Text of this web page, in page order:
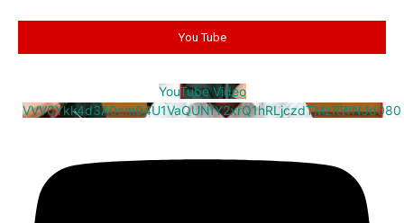
You Tube
YouTube Video
VVV0Ykk4d3A0cm94U1VaQUNfY2xrQ1hRLjczdTMzRWNJd080